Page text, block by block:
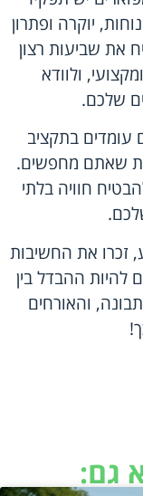
יוקרה ופתרון
את שביעות רצון
ולוודא
שלכם.
עומדים בתקציב
שאתם מחפשים.
חוויה בלתי
זכרו את החשיבות
להיות ההבדל בין
והאורחים
גם: